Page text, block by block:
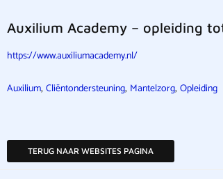
Auxilium Academy – opleiding
https://www.auxiliumacademy.nl/
Auxilium, Cliëntondersteuning, Mantelzorg, Opleiding
TERUG NAAR WEBSITES PAGINA